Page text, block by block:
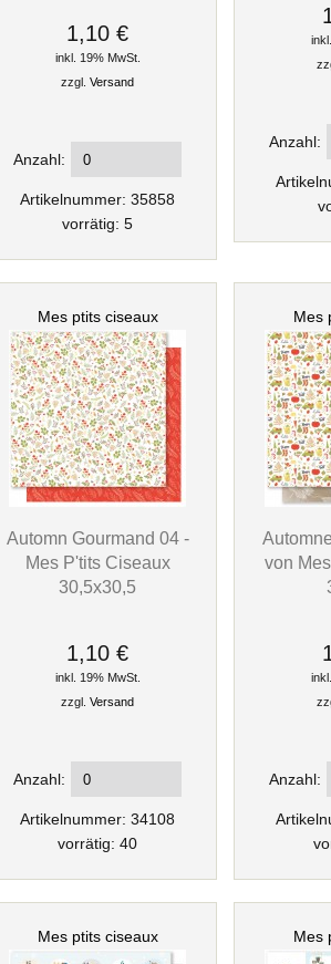
1,10 €
inkl. 19% MwSt.
zzgl.Versand
Anzahl:
Artikelnummer: 35858
vorrätig: 5
Anzahl:
Mes ptits ciseaux
Automn Gourmand 04 -
Mes P'tits Ciseaux
30,5x30,5
1,10 €
inkl. 19% MwSt.
zzgl.Versand
Anzahl:
Artikelnummer: 34108
vorrätig: 40
Mes
von
Anzahl:
Mes ptits ciseaux Mes